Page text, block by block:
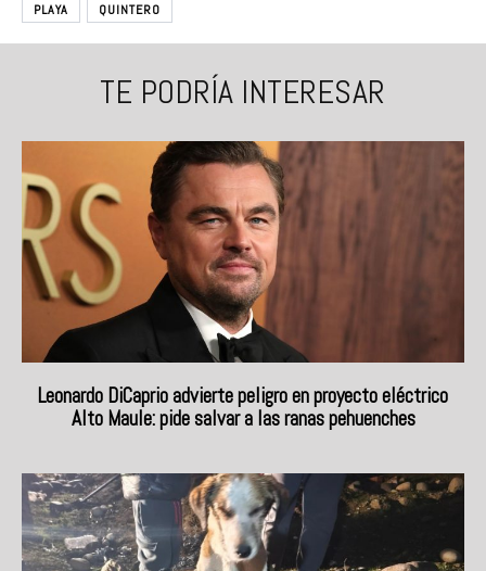
PLAYA
QUINTERO
TE PODRÍA INTERESAR
Leonardo DiCaprio advierte peligro en proyecto eléctrico
Alto Maule: pide salvar a las ranas pehuenches